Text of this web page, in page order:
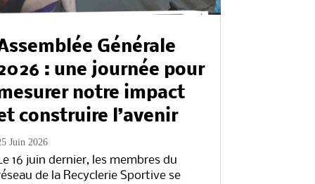
Générale
: une journée pour
notre impact
construire l’avenir
Juin 2026
16 juin dernier, les membres du
de la Recyclerie Sportive se